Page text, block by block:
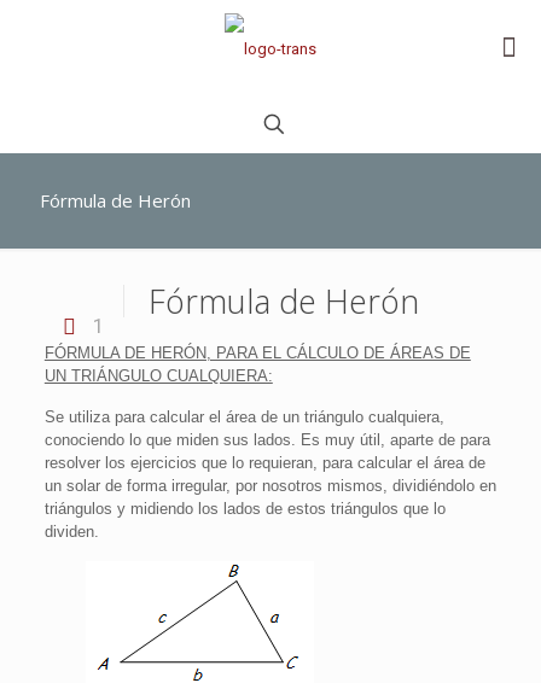
Fórmula de Herón
1
Fórmula de Herón
FÓRMULA DE HERÓN, PARA EL CÁLCULO DE ÁREAS DE
UN TRIÁNGULO CUALQUIERA:
Se utiliza para calcular el área de un triángulo cualquiera,
conociendo lo que miden sus lados. Es muy útil, aparte de para
resolver los ejercicios que lo requieran, para calcular el área de
un solar de forma irregular, por nosotros mismos, dividiéndolo en
triángulos y midiendo los lados de estos triángulos que lo
dividen.